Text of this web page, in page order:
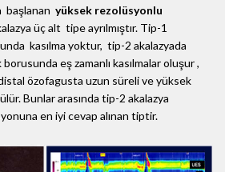
başlanan yüksek rezolüsyonlu
üç alt tipe ayrılmıştır. Tip-1
kasılma yoktur, tip-2 akalazyada
eş zamanlı kasılmalar oluşur ,
özofagusta uzun süreli ve yüksek
Bunlar arasında tip-2 akalazya
en iyi cevap alınan tiptir.